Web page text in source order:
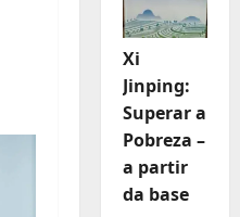
Xi
Jinping:
Superar a
Pobreza –
a partir
da base